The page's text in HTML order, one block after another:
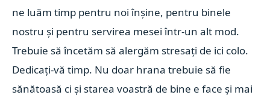
ne luăm timp pentru noi înșine, pentru binele
nostru și pentru servirea mesei într-un alt mod.
Trebuie să încetăm să alergăm stresați de ici colo.
Dedicați-vă timp. Nu doar hrana trebuie să fie
sănătoasă ci și starea voastră de bine e face și mai